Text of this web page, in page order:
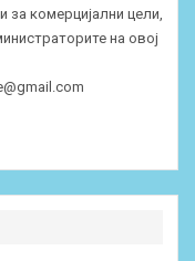
за комерцијални цели,
на овој